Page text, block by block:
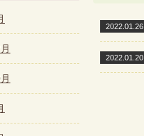
2022.01.26
2022.01.20